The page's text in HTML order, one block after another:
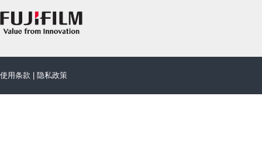
使用条款 隐私政策